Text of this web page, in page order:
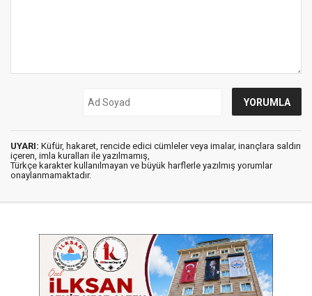
UYARI: Küfür, hakaret, rencide edici cümleler veya imalar, inançlara saldırı
içeren, imla kuralları ile yazılmamış,
Türkçe karakter kullanılmayan ve büyük harflerle yazılmış yorumlar
onaylanmamaktadır.